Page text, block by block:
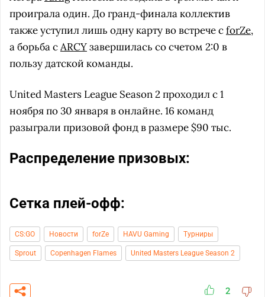
проиграла один. До гранд-финала коллектив
также уступил лишь одну карту во встрече сforZe,
а борьба сARCYзавершилась со счетом 2:0 в
пользу датской команды.
United Masters League Season 2 проходил с 1
ноября по 30 января в онлайне. 16 команд
разыграли призовой фонд в размере $90 тыс.
Распределение призовых:
Сетка плей-офф:
CS:GO Новости forZe HAVU Gaming Турниры
Sprout Copenhagen Flames United Masters League Season 2
2